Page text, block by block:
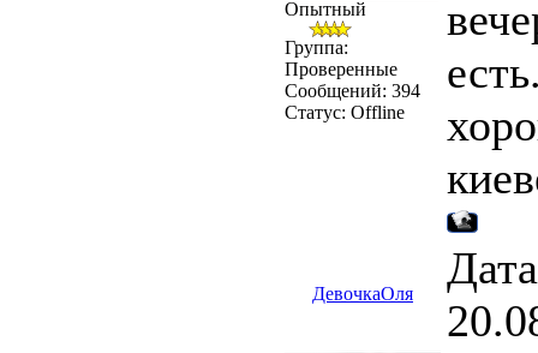
Опытный
Группа:
Проверенные
Сообщений: 394
Статус: Offline
ДевочкаОля